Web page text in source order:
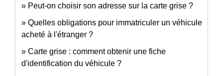
Peut-on choisir son adresse sur la carte grise ?
Quelles obligations pour immatriculer un véhicule
acheté à l'étranger ?
Carte grise : comment obtenir une fiche
d'identification du véhicule ?